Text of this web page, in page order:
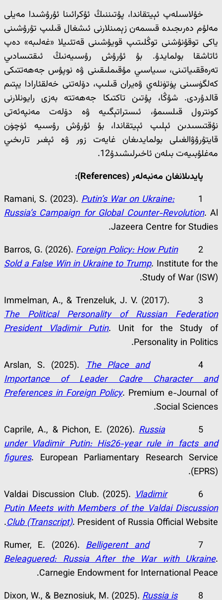
خۇلاسىلەپ ئېيتقاندا، پۇتىننىڭ ئۇكرائىنا ئۇرۇشىدا مەيلى
مەلۇم دەرىجىدە قىسمەن زېمىنلارنى ئىشغال قىلىپ تۇرۇشىنى
ياكى توقۇنۇشنى توڭلىتىپ قويۇشىنى قەتئىيلا «غەلىبە» دەپ
ئاتاشقا بولمايدۇ. بۇ ئۇرۇش رۇسىيەنىڭ ئىقتىسادىي
تەرەققىياتىنى، سىياسىي مۇقىملىقىنى ۋە نوپۇس جەھەتتىكى
كەلگۈسىنى پۈتۈنلەي ۋەيران قىلىپ، دۆلەتنى خەلقئارادا يېتىم
قالدۇردى. شۇڭا، پۇتىن تاكتىكا جەھەتتە بەزى رايونلارنى
كونترول قىلسىمۇ، ئىستراتېگىيە ۋە دۆلەت مەنپەئەتى
نۇقتىسىدىن ئېلىپ ئېيتقاندا، بۇ ئۇرۇش رۇسىيە ئۈچۈن
قايتۇرۇۋالغىلى بولمايدىغان غايەت زور ۋە ئېغىر تارىخىي
مەغلۇبىيەت بىلەن ئاخىرلىشىدۇ12.
پايدىلانغان مەنبەلەر(References)
:
1 Ramani, S. (2023).
Putin’s War on Ukraine:
Russia’s Campaign for Global Counter-Revolution. Al
Jazeera Centre for Studies.
2 Barros, G. (2026).
Foreign Policy: How Putin
Sold a False Win in Ukraine to Trump. Institute for the
Study of War (ISW).
3 Immelman, A., & Trenzeluk, J. V. (2017).
The Political Personality of Russian Federation
President Vladimir Putin. Unit for the Study of
Personality in Politics.
4 Arslan, S. (2025).
The Place and
Importance of Leader Cadre Character and
Preferences in Foreign Policy. Premium e-Journal of
Social Sciences.
5 Caprile, A., & Pichon, E. (2026).
Russia
under Vladimir Putin: His26-year rule in facts and
figures. European Parliamentary Research Service
(EPRS).
6 Valdai Discussion Club. (2025).
Vladimir
Putin Meets with Members of the Valdai Discussion
Club (Transcript). President of Russia Official Website.
7 Rumer, E. (2026).
Belligerent and
Beleaguered: Russia After the War with Ukraine.
Carnegie Endowment for International Peace.
8 Dixon, W., & Beznosiuk, M. (2025).
Russia is